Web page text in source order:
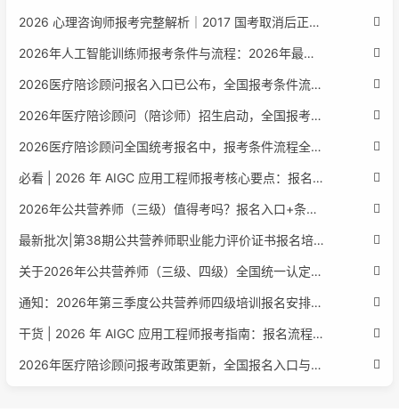
2026 心理咨询师报考完整解析｜2017 国考取消后正规报考标准、流程避坑指南
2026年人工智能训练师报考条件与流程：2026年最新官方要求全面解读
2026医疗陪诊顾问报名入口已公布，全国报考条件流程政策全解析
2026年医疗陪诊顾问（陪诊师）招生启动，全国报考指南附报名官网
2026医疗陪诊顾问全国统考报名中，报考条件流程全攻略附报名入口
必看 | 2026 年 AIGC 应用工程师报考核心要点：报名费用、官网可查、行业认可度、补考规则全盘点
2026年公共营养师（三级）值得考吗？报名入口+条件+证书用途
最新批次|第38期公共营养师职业能力评价证书报名培训通知
关于2026年公共营养师（三级、四级）全国统一认定报名的服务通知
通知：2026年第三季度公共营养师四级培训报名安排正式发布
干货 | 2026 年 AIGC 应用工程师报考指南：报名流程、学历要求、培训课程、就业方向全梳理
2026年医疗陪诊顾问报考政策更新，全国报名入口与报考指南全同步